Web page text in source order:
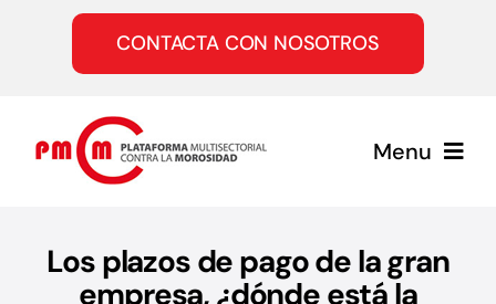
contenido
CONTACTA CON NOSOTROS
Menu
Los plazos de pago de la gran
empresa, ¿dónde está la